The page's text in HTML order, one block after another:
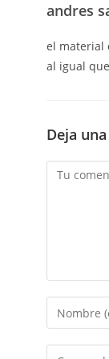
andres
el material
al igual
Deja